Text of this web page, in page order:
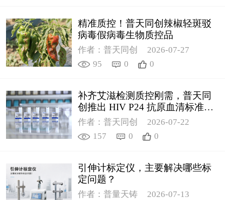
精准质控！普天同创辣椒轻斑驳
病毒假病毒生物质控品
作者：普天同创
2026-07-27
95
0 0
补齐艾滋检测质控刚需，普天同
创推出 HIV P24 抗原血清标准物
质
作者：普天同创
2026-07-22
157
0 0
引伸计标定仪，主要解决哪些标
定问题？
作者：普量天铸
2026-07-13